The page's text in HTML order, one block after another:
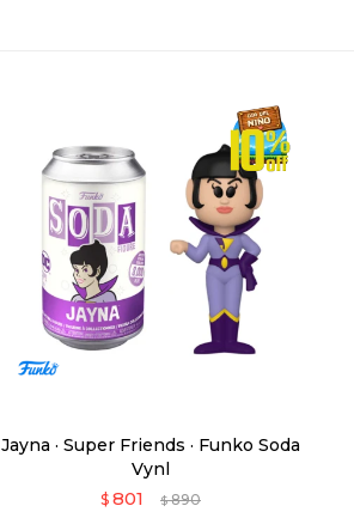
Jayna · Super Friends · Funko Soda
Vynl
$ 801 $ 890